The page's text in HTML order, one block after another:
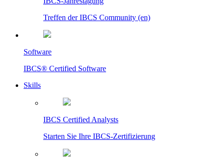
Treffen der IBCS Community (en)
Software
IBCS® Certified Software
Skills
IBCS Certified Analysts
Starten Sie Ihre IBCS-Zertifizierung